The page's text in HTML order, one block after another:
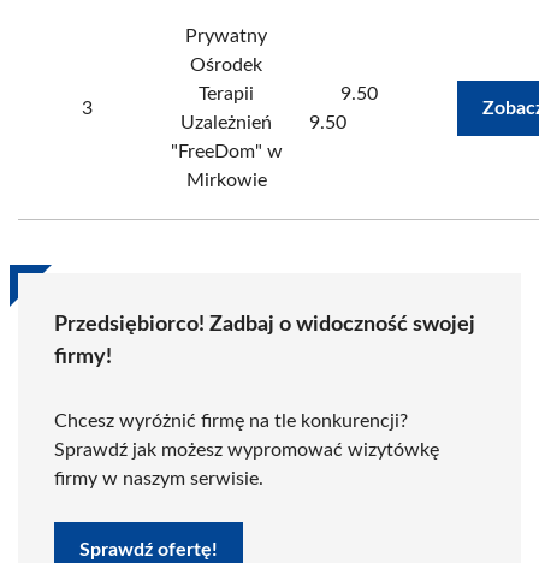
3
Prywatny
Ośrodek
Terapii
Uzależnień
"FreeDom" w
Mirkowie
9.50
9.50
Przedsiębiorco! Zadbaj o widoczność swojej
firmy!
Chcesz wyróżnić firmę na tle konkurencji?
Sprawdź jak możesz wypromować wizytówkę
firmy w naszym serwisie.
Sprawdź ofertę!